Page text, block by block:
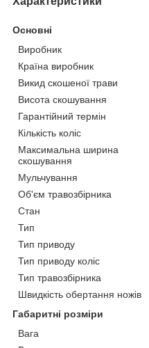
Основні
Виробник
Країна виробник
Викид скошеної трави
Висота скошування
Гарантійний термін
Кількість коліс
Максимальна ширина
скошування
Мульчування
Об'єм травозбірника
Стан
Тип
Тип приводу
Тип приводу коліс
Тип травозбірника
Швидкість обертання ножів
Габаритні розміри
Вага